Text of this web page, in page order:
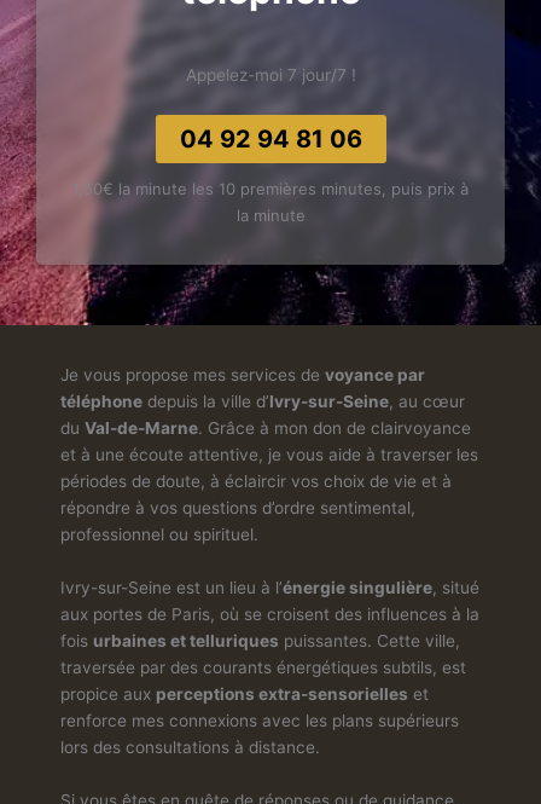
Appelez-moi 7 jour/7 !
04 92 94 81 06
1,50€ la minute les 10 premières minutes, puis prix à
la minute
Je vous propose mes services de voyance par
téléphone depuis la ville d’Ivry-sur-Seine , au cœur
du Val-de-Marne. Grâce à mon don de clairvoyance
et à une écoute attentive, je vous aide à traverser les
périodes de doute, à éclaircir vos choix de vie et à
répondre à vos questions d’ordre sentimental,
professionnel ou spirituel.
Ivry-sur-Seine est un lieu à l’énergie singulière , situé
aux portes de Paris, où se croisent des influences à la
fois urbaines et telluriques puissantes. Cette ville,
traversée par des courants énergétiques subtils, est
propice aux perceptions extra-sensorielles et
renforce mes connexions avec les plans supérieurs
lors des consultations à distance.